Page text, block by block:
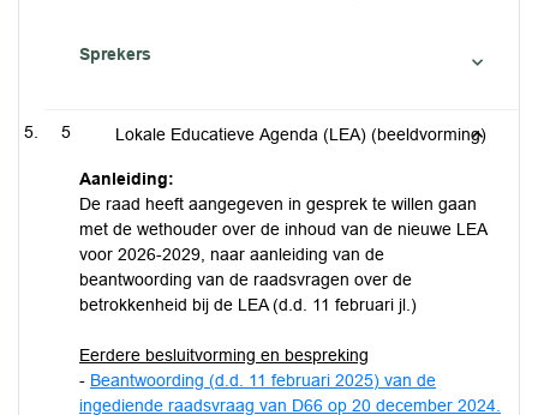
Sprekers
5 Lokale Educatieve Agenda (LEA) (beeldvorming)
Aanleiding:
De raad heeft aangegeven in gesprek te willen gaan
met de wethouder over de inhoud van de nieuwe LEA
voor 2026-2029, naar aanleiding van de
beantwoording van de raadsvragen over de
betrokkenheid bij de LEA (d.d. 11 februari jl.)
Eerdere besluitvorming en bespreking
- Beantwoording (d.d. 11 februari 2025) van de
ingediende raadsvraag van D66 op 20 december 2024.